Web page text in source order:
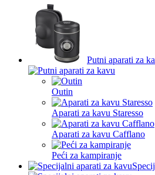
Putni aparati za
Outin
Aparati za kavu Staresso
Aparati za kavu Cafflano
Peći za kampiranje